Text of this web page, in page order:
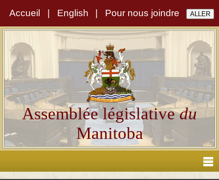
Accueil English Pour nous joindre
Assemblée législativedu
Manitoba